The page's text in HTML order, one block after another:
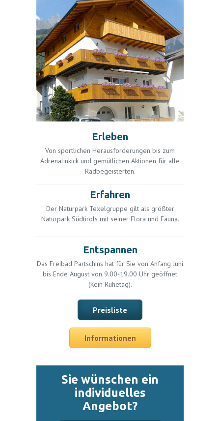
Erleben
Von sportlichen Herausforderungen bis zum
Adrenalinkick und gemütlichen Aktionen für alle
Radbegeisterten.
Erfahren
Der Naturpark Texelgruppe gilt als größter
Naturpark Südtirols mit seiner Flora und Fauna.
Entspannen
Das Freibad Partschins hat für Sie von Anfang Juni
bis Ende August von 9.00-19.00 Uhr geöffnet
(Kein Ruhetag).
Preisliste
Informationen
Sie wünschen ein
individuelles
Angebot?